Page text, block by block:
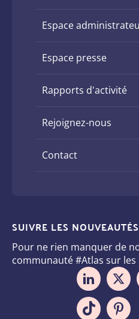
Espace
Espace presse
Rapports d'activité
Rejoignez-nous
Contact
SUIVRE LES NOUVEAUTÉS
Pour ne rien manquer de
communauté #Atlas sur les